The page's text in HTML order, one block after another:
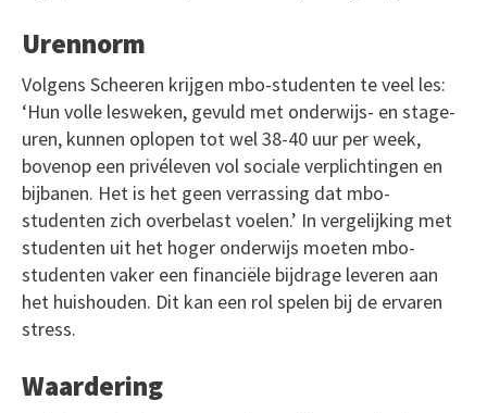
Urennorm
Volgens Scheeren krijgen mbo-studenten te veel les:
‘Hun volle lesweken, gevuld met onderwijs- en stage-
uren, kunnen oplopen tot wel 38-40 uur per week,
bovenop een privéleven vol sociale verplichtingen en
bijbanen. Het is het geen verrassing dat mbo-
studenten zich overbelast voelen.’ In vergelijking met
studenten uit het hoger onderwijs moeten mbo-
studenten vaker een financiële bijdrage leveren aan
het huishouden. Dit kan een rol spelen bij de ervaren
stress.
Waardering